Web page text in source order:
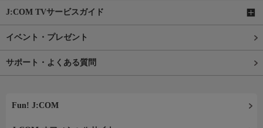
J:COM TVサービスガイド
イベント・プレゼント
サポート・よくある質問
Fun! J:COM